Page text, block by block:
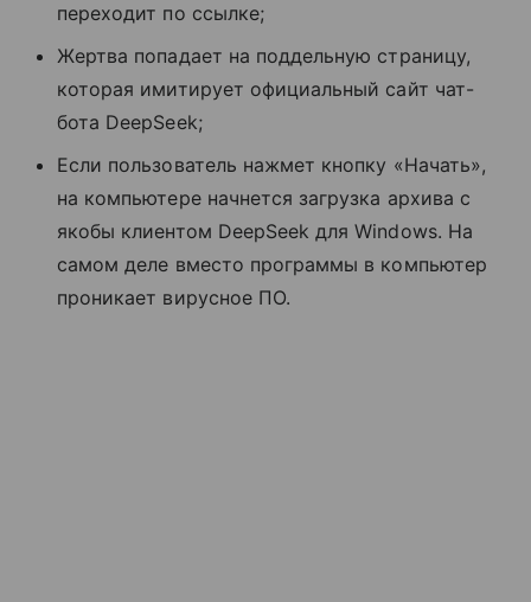
переходит по ссылке;
Жертва попадает на поддельную страницу,
которая имитирует официальный сайт чат-
бота DeepSeek;
Если пользователь нажмет кнопку «Начать»,
на компьютере начнется загрузка архива с
якобы клиентом DeepSeek для Windows. На
самом деле вместо программы в компьютер
проникает вирусное ПО.